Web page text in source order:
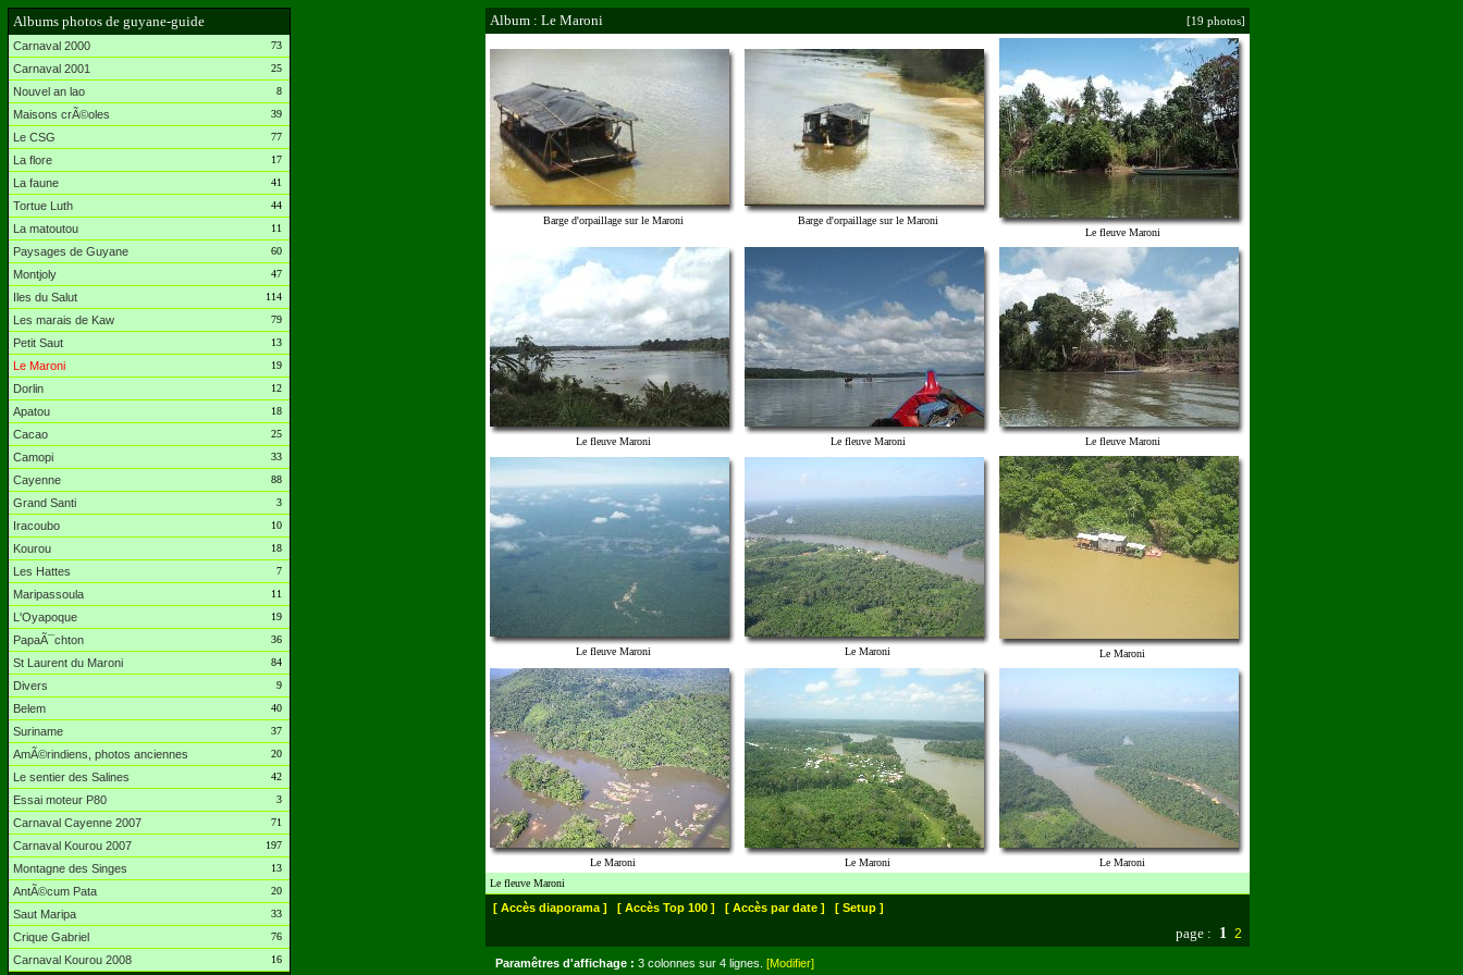
Albums photos de guyane-guide
Carnaval 2000 73
Carnaval 2001 25
Nouvel an lao 8
Maisons crÃ©oles 39
Le CSG 77
La flore 17
La faune 41
Tortue Luth 44
La matoutou 11
Paysages de Guyane 60
Montjoly 47
Iles du Salut 114
Les marais de Kaw 79
Petit Saut 13
Le Maroni 19
Dorlin 12
Apatou 18
Cacao 25
Camopi 33
Cayenne 88
Grand Santi 3
Iracoubo 10
Kourou 18
Les Hattes 7
Maripassoula 11
L'Oyapoque 19
PapaÃ¯chton 36
St Laurent du Maroni 84
Divers 9
Belem 40
Suriname 37
AmÃ©rindiens, photos anciennes 20
Le sentier des Salines 42
Essai moteur P80 3
Carnaval Cayenne 2007 71
Carnaval Kourou 2007 197
Montagne des Singes 13
AntÃ©cum Pata 20
Saut Maripa 33
Crique Gabriel 76
Carnaval Kourou 2008 16
Album : Le Maroni [19 photos]
Barge d'orpaillage sur le Maroni
Barge d'orpaillage sur le Maroni
Le fleuve Maroni
Le fleuve Maroni Le fleuve Maroni Le fleuve Maroni
Le fleuve Maroni Le Maroni Le Maroni
Le Maroni Le Maroni
Le Maroni
Le fleuve Maroni
[ Accès diaporama ] [ Accès Top 100 ] [ Accès par date ] [ Setup ]
page : 1 2
Paramêtres d'affichage : 3 colonnes sur 4 lignes. [Modifier]